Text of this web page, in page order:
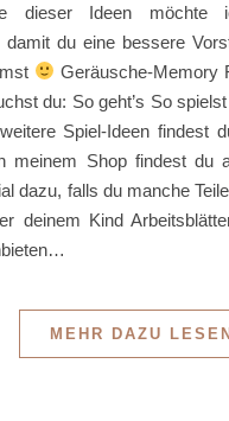
dieser Ideen
damit du eine bessere
Geräusche-Memory
du: So geht’s So
Spiel-Ideen findest
meinem Shop findest du
dazu, falls du manche
deinem Kind
MEHR DAZU